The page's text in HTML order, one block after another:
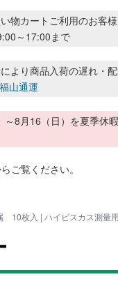
物カートご利用のお客
～17:00まで
より商品入荷の遅れ・
福山通運
～8月16（日）を夏季休
ご覧ください。
枚入 | ハイビスカス測量